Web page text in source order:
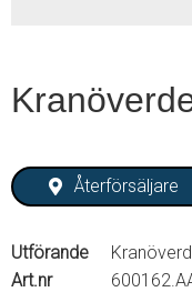
Återförsäljare
Utförande
Art.nr